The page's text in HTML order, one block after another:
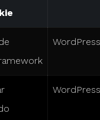
WordPress
WordPress